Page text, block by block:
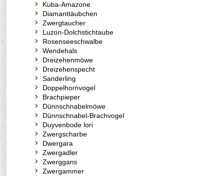
Kuba-Amazone
Diamanttäubchen
Zwergtaucher
Luzon-Dolchstichtaube
Rosenseeschwalbe
Wendehals
Dreizehenmöwe
Dreizehenspecht
Sanderling
Doppelhornvogel
Brachpieper
Dünnschnabelmöwe
Dünnschnabel-Brachvogel
Duyvenbode lori
Zwergscharbe
Dwergara
Zwergadler
Zwerggans
Zwergammer